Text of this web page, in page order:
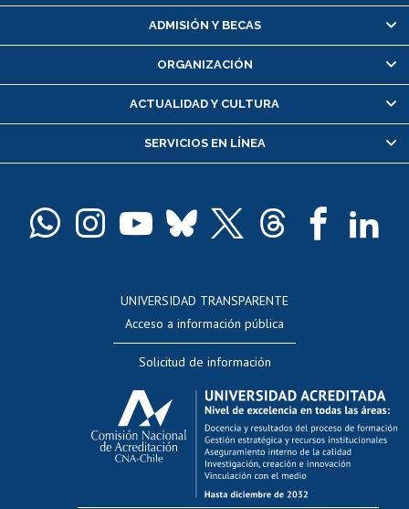
Matrícula en línea
Inscripción y cambio de asignaturas
Consulta y certificado de notas
Servicio médico y dental
Pago de arancel y crédito alumnos
Docentes
Evaluación docente
Calificación académica
Postulación al AUCAI
Funcionarias/os
Cursos internos de capacitación
Bienestar del personal
ADMISIÓN Y BECAS
ORGANIZACIÓN
ACTUALIDAD Y CULTURA
SERVICIOS EN LÍNEA
UNIVERSIDAD TRANSPARENTE
Acceso a información pública
Solicitud de información